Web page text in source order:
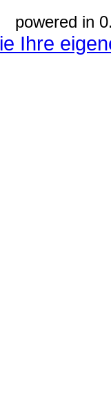
powered in
Ihre